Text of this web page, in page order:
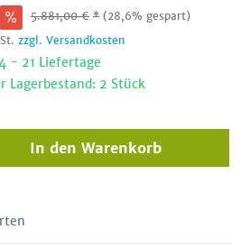
5.881,00€ * (28,6% gespart)
zzgl. Versandkosten
- 21 Liefertage
Lagerbestand: 2 Stück
In den Warenkorb